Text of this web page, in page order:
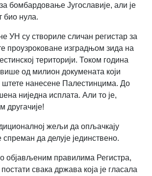
бомбардовање Југославије, али је
био нула.
УН су створиле сличан регистар за
проузроковане изградњом зида на
територији. Током година
од милион докумената који
штете нанесене Палестинцима. До
ниједна исплата. Али то је,
другачије!
жељи да опљачкају
спреман да делује јединствено.
објављеним правилима Регистра,
свака држава која је гласала